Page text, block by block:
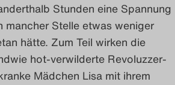
Stunden eine Spannung
mancher Stelle etwas weniger
hätte. Zum Teil wirken die
hot-verwilderte Revoluzzer-
Mädchen Lisa mit ihrem